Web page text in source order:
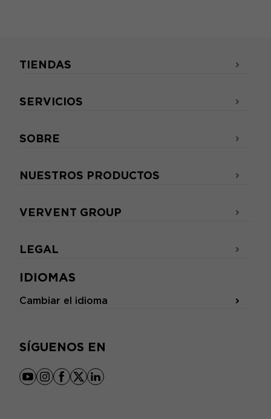
IDIOMAS
Cambiar el idioma
SÍGUENOS EN
youtube
instagram
facebook
x linkedin
TIENDAS
SERVICIOS
SOBRE
NUESTROS PRODUCTOS
VERVENT GROUP
LEGAL